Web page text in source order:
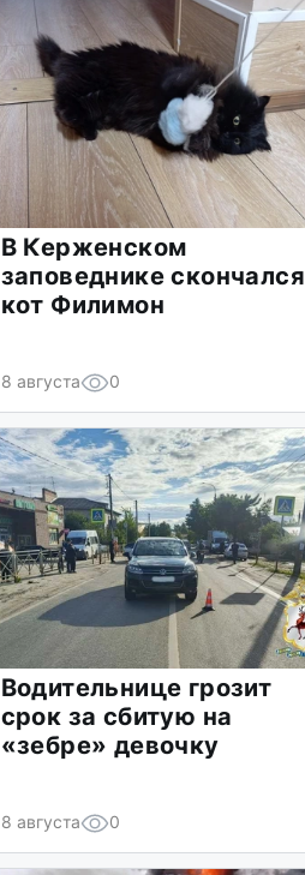
В Керженском
заповеднике скончался
кот Филимон
8 августа 0
Водительнице грозит
срок за сбитую на
«зебре» девочку
8 августа 0